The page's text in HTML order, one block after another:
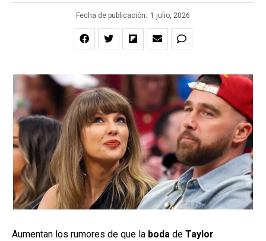
Fecha de publicación: 1 julio, 2026
Aumentan los rumores de que la boda de Taylor